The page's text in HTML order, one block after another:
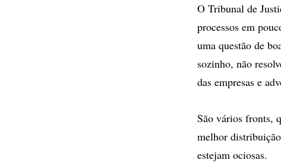
O Tribunal de
processos em
uma questão de
sozinho, não
das empresas e
São vários fronts,
melhor
estejam ociosas.